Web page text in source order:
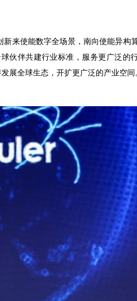
来使能数字全场景，南向使能异构
伙伴共建行业标准，服务更广泛的
展全球生态，开扩更广泛的产业空间